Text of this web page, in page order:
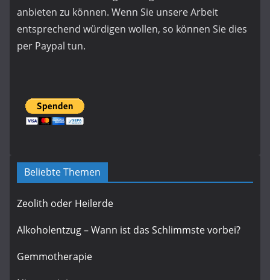
anbieten zu können. Wenn Sie unsere Arbeit
entsprechend würdigen wollen, so können Sie dies
per Paypal tun.
Beliebte Themen
Zeolith oder Heilerde
Alkoholentzug – Wann ist das Schlimmste vorbei?
Gemmotherapie